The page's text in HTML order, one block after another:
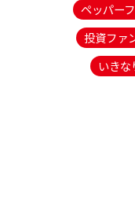
ペッパー
投資ファ
いきな